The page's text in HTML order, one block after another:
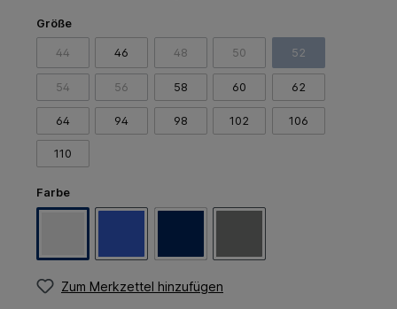
Größe
44 46 48 50 52
54 56 58 60 62
64 94 98 102 106
110
Farbe
Zum Merkzettel hinzufügen